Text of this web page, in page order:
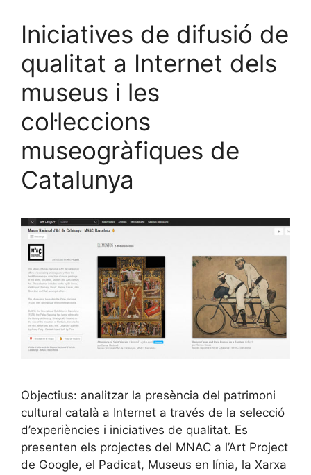
Iniciatives de difusió de
qualitat a Internet dels
museus i les
col·leccions
museogràfiques de
Catalunya
Objectius: analitzar la presència del patrimoni
cultural català a Internet a través de la selecció
d’experiències i iniciatives de qualitat. Es
presenten els projectes del MNAC a l’Art Project
de Google, el Padicat, Museus en línia, la Xarxa